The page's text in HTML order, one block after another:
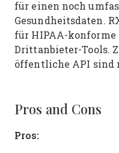
für einen noch
Gesundheitsdaten.
für HIPAA-
Drittanbieter-Tools.
öffentliche API sind
Pros and Cons
Pros: